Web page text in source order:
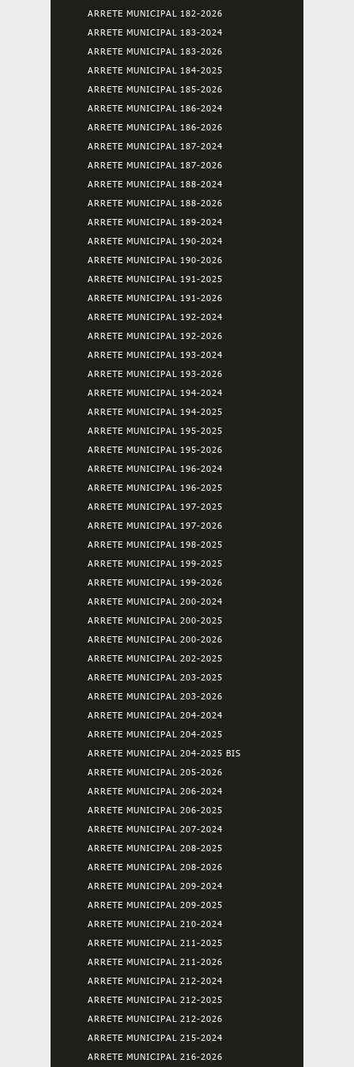
ARRETE MUNICIPAL 182-2026
ARRETE MUNICIPAL 183-2024
ARRETE MUNICIPAL 183-2026
ARRETE MUNICIPAL 184-2025
ARRETE MUNICIPAL 185-2026
ARRETE MUNICIPAL 186-2024
ARRETE MUNICIPAL 186-2026
ARRETE MUNICIPAL 187-2024
ARRETE MUNICIPAL 187-2026
ARRETE MUNICIPAL 188-2024
ARRETE MUNICIPAL 188-2026
ARRETE MUNICIPAL 189-2024
ARRETE MUNICIPAL 190-2024
ARRETE MUNICIPAL 190-2026
ARRETE MUNICIPAL 191-2025
ARRETE MUNICIPAL 191-2026
ARRETE MUNICIPAL 192-2024
ARRETE MUNICIPAL 192-2026
ARRETE MUNICIPAL 193-2024
ARRETE MUNICIPAL 193-2026
ARRETE MUNICIPAL 194-2024
ARRETE MUNICIPAL 194-2025
ARRETE MUNICIPAL 195-2025
ARRETE MUNICIPAL 195-2026
ARRETE MUNICIPAL 196-2024
ARRETE MUNICIPAL 196-2025
ARRETE MUNICIPAL 197-2025
ARRETE MUNICIPAL 197-2026
ARRETE MUNICIPAL 198-2025
ARRETE MUNICIPAL 199-2025
ARRETE MUNICIPAL 199-2026
ARRETE MUNICIPAL 200-2024
ARRETE MUNICIPAL 200-2025
ARRETE MUNICIPAL 200-2026
ARRETE MUNICIPAL 202-2025
ARRETE MUNICIPAL 203-2025
ARRETE MUNICIPAL 203-2026
ARRETE MUNICIPAL 204-2024
ARRETE MUNICIPAL 204-2025
ARRETE MUNICIPAL 204-2025 BIS
ARRETE MUNICIPAL 205-2026
ARRETE MUNICIPAL 206-2024
ARRETE MUNICIPAL 206-2025
ARRETE MUNICIPAL 207-2024
ARRETE MUNICIPAL 208-2025
ARRETE MUNICIPAL 208-2026
ARRETE MUNICIPAL 209-2024
ARRETE MUNICIPAL 209-2025
ARRETE MUNICIPAL 210-2024
ARRETE MUNICIPAL 211-2025
ARRETE MUNICIPAL 211-2026
ARRETE MUNICIPAL 212-2024
ARRETE MUNICIPAL 212-2025
ARRETE MUNICIPAL 212-2026
ARRETE MUNICIPAL 215-2024
ARRETE MUNICIPAL 216-2026